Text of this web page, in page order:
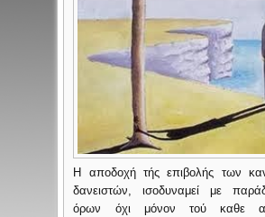
Η αποδοχή τής επιβολής των
δανειστών, ισοδυναμεί με
όρων όχι μόνον τού καθε